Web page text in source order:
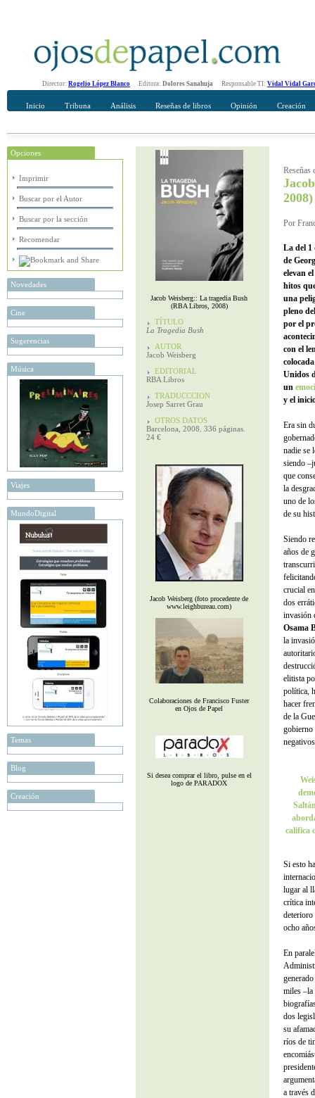
Director: Rogelio López Blanco Editora: Dolores Sanahuja Responsable TI: Vidal Vidal
Inicio Tribuna Análisis Reseñas de libros Opinión Creación
Opciones
Imprimir
Buscar por el Autor
Buscar por la sección
Recomendar
Novedades
Cine
Sugerencias
Música
Viajes
MundoDigital
Temas
Blog
Creación
Recomendar
Su nombre Completo
Jacob Weisberg:: La tragedia Bush
(RBA Libros, 2008)
TÍTULO
La Tragedia Bush
AUTOR
Jacob Weisberg
EDITORIAL
RBA Libros
TRADUCCCION
Josep Sarret Grau
OTROS DATOS
Barcelona, 2008. 336 páginas.
24 €
Jacob Weisberg (foto procedente de
www.leighbureau.com)
Colaboraciones de Francisco Fuster
en Ojos de Papel
Si desea comprar el libro, pulse en el
logo de PARADOX
2008)
Por
La del 1
de
elevan
hitos
una
pleno
por el
con el
Unidos
un
y el
Era sin
nadie se
siendo
que
la
uno de
de su
Siendo
años de
crucial
dos
invasión
Osama
la
elitista
política,
hacer
de la
gobierno
califica
Si esto
lugar al
crítica
deterioro
ocho
En
miles –la
dos
su
ríos de
a través